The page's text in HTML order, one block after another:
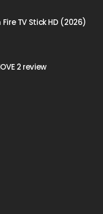
TV Stick HD (2026)
2 review